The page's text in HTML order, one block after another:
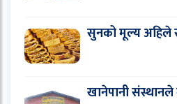
सुनको मूल्य अहिले
खानेपानी संस्थानले